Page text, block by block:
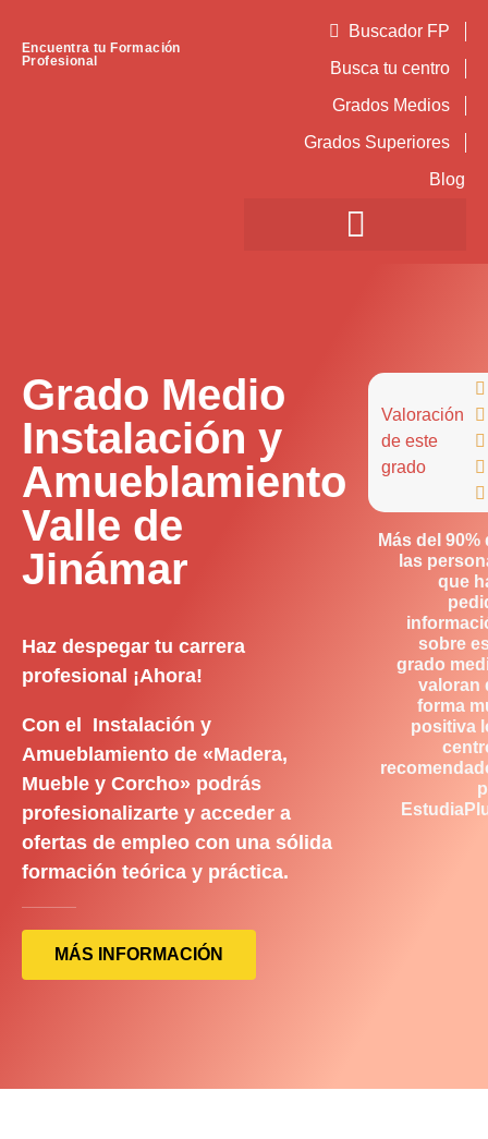
Encuentra tu Formación
Profesional
Buscador FP
Busca tu centro
Grados Medios
Grados Superiores
Blog
Grado Medio
Instalación y
Amueblamiento
Valle de
Jinámar
Haz despegar tu carrera
profesional ¡Ahora!
Con el Instalación y
Amueblamiento de «Madera,
Mueble y Corcho» podrás
profesionalizarte y acceder a
ofertas de empleo con una sólida
formación teórica y práctica.
MÁS INFORMACIÓN
Valoración
de este
grado





Más del 90%
las
que
sobre
grado
valoran
forma
positiva